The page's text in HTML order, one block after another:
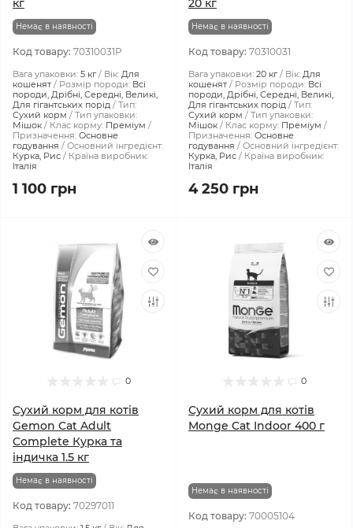
кг
Немає в наявності
Код товару: 70310031P
Вага упаковки: 5 кг Вік: Для
кошенят
Розмір породи: Всі
породи, Дрібні, Середні, Великі,
Для гігантських порід
Тип:
Сухий корм
Тип упаковки:
Мішок
Клас корму: Преміум
Призначення: Основне
годування
Основний інгредієнт:
Курка, Рис
Країна виробник:
Італія
1 100 грн
20 кг
Немає в наявності
Код товару: 70310031
Вага упаковки: 20 кг Вік: Для
кошенят
Розмір породи: Всі
породи, Дрібні, Середні, Великі,
Для гігантських порід
Тип:
Сухий корм
Тип упаковки:
Мішок
Клас корму: Преміум
Призначення: Основне
годування
Основний інгредієнт:
Курка, Рис
Країна виробник:
Італія
4 250 грн
0
Сухий корм для котів
Gemon Cat Adult
Complete Курка та
індичка 1.5 кг
Немає в наявності
Код товару: 70297011
0
Сухий корм для котів
Monge Cat Indoor 400 г
Немає в наявності
Код товару: 70005104